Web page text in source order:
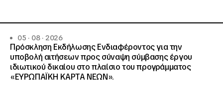
05 · 08 · 2026
Πρόσκληση Εκδήλωσης Ενδιαφέροντος για την
υποβολή αιτήσεων προς σύναψη σύμβασης έργου
ιδιωτικού δικαίου στο πλαίσιο του προγράμματος
«ΕΥΡΩΠΑΪΚΗ ΚΑΡΤΑ ΝΕΩΝ».